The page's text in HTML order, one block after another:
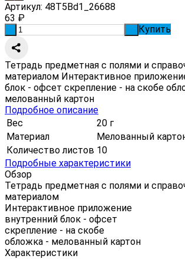
Артикул: 48Т5Вd1_26688
63 ₽
Купить
Тетрадь предметная с полями и
материалом Интерактивное
блок - офсет скрепление - на скобе
мелованный картон
Подробное описание
Вес
20 г
Материал
Мелованный
Количество листов 10
Подробные характеристики
Обзор
Тетрадь предметная с полями и
материалом
Интерактивное приложение
внутренний блок - офсет
скрепление - на скобе
обложка - мелованный картон
Характеристики